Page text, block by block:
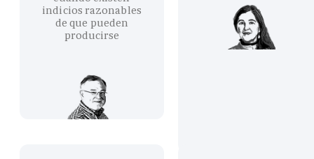
indicios razonables
de que pueden
producirse